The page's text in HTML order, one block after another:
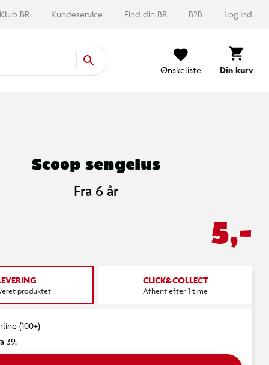
Klub BR Kundeservice Find din BR B2B Log ind
Ønskeliste Din kurv
Scoop sengelus
Fra 6 år
5,-
produktet
CLICK&COLLECT
Afhent efter 1 time
(100+)
39,-